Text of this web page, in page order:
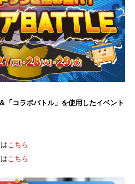
「コラボバトル」を使用したイベント
こちら
こちら